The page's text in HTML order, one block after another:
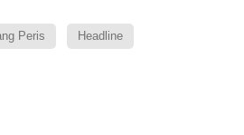
Peris Headline